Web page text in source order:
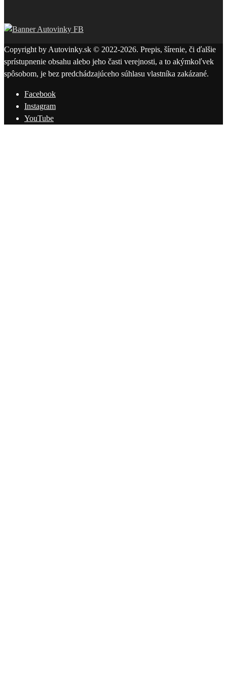
Copyright by Autovinky.sk © 2022-2026. Prepis, šírenie, či ďalšie
sprístupnenie obsahu alebo jeho časti verejnosti, a to akýmkoľvek
spôsobom, je bez predchádzajúceho súhlasu vlastníka zakázané.
Facebook
Instagram
YouTube